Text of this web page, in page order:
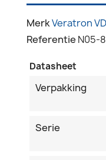
MerkVeratron
Referentie N05-
Datasheet
Verpakking
Serie